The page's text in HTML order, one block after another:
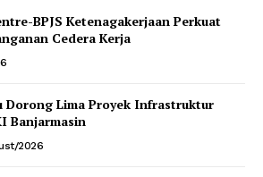
BPJS Ketenagakerjaan Perkuat
Cedera Kerja
Dorong Lima Proyek Infrastruktur
Banjarmasin
2026